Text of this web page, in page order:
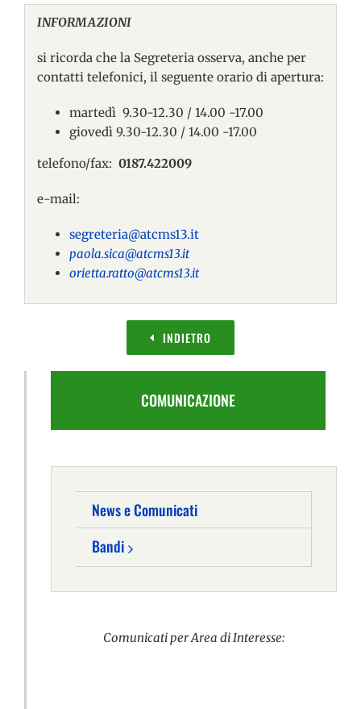
INFORMAZIONI
si ricorda che la Segreteria osserva, anche per
contatti telefonici, il seguente orario di apertura:
martedì 9.30-12.30 / 14.00 -17.00
giovedì 9.30-12.30 / 14.00 -17.00
telefono/fax: 0187.422009
e-mail:
segreteria@atcms13.it
paola.sica@atcms13.it
orietta.ratto@atcms13.it
INDIETRO
COMUNICAZIONE
News e Comunicati
Bandi
Comunicati per Area di Interesse: